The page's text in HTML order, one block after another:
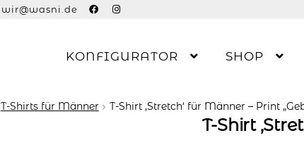
wir@wasni.de
KONFIGURATOR SHOP
T-Shirts für Männer T-Shirt ‚Stretch‘ für Männer – Print
T-Shirt